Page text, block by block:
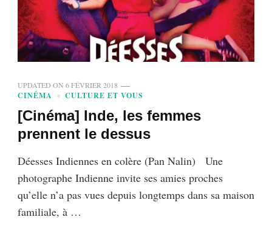
UPDATED ON 6 FÉVRIER 2018
CINÉMA CULTURE ET VOUS
[Cinéma] Inde, les femmes
prennent le dessus
Déesses Indiennes en colère (Pan Nalin) Une
photographe Indienne invite ses amies proches
qu’elle n’a pas vues depuis longtemps dans sa maison
familiale, à …